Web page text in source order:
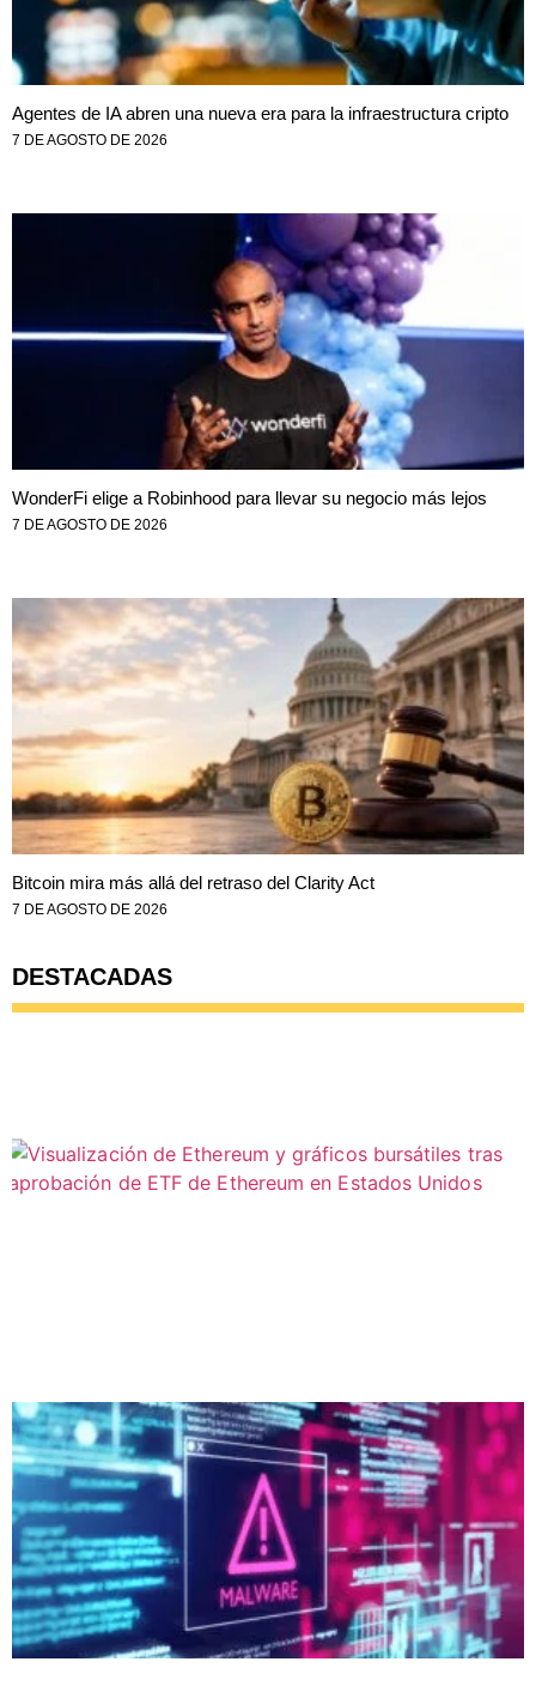
Agentes de IA abren una nueva era para la infraestructura cripto
7 DE AGOSTO DE 2026
WonderFi elige a Robinhood para llevar su negocio más lejos
7 DE AGOSTO DE 2026
Bitcoin mira más allá del retraso del Clarity Act
7 DE AGOSTO DE 2026
DESTACADAS